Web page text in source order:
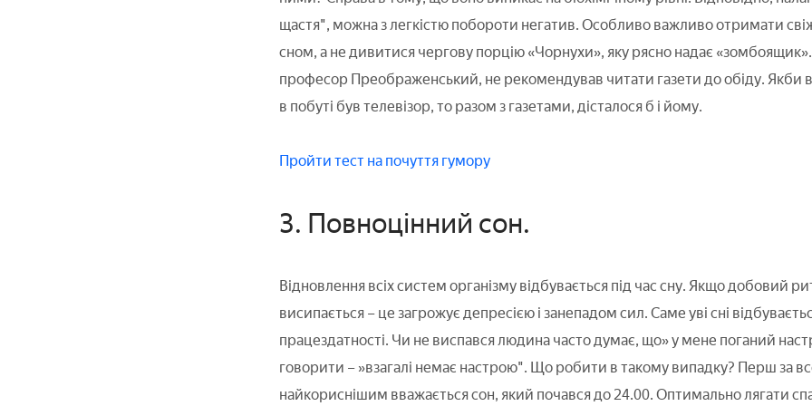
щастя", можна з легкістю побороти негатив. Особливо важливо отримати
сном, а не дивитися чергову порцію «Чорнухи», яку рясно надає
професор Преображенський, не рекомендував читати газети до обіду. Якби в
в побуті був телевізор, то разом з газетами, дісталося б і йому.
Пройти тест на почуття гумору
3. Повноцінний сон.
Відновлення всіх систем організму відбувається під час сну. Якщо добовий
висипається – це загрожує депресією і занепадом сил. Саме уві сні
працездатності. Чи не виспався людина часто думає, що» у мене поганий
говорити – »взагалі немає настрою". Що робити в такому випадку? Перш за
найкориснішим вважається сон, який почався до 24.00. Оптимально лягати